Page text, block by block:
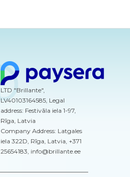
LTD "Brillante",
LV40103164585, Legal
address: Festivāla iela 1-97,
Rīga, Latvia
Company Address: Latgales
iela 322D, Rīga, Latvia, +371
25654183, info@brillante.ee